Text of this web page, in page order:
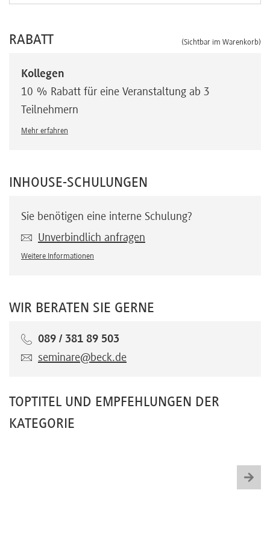
RABATT (Sichtbar im Warenkorb)
Kollegen
10 % Rabatt für eine Veranstaltung ab 3
Teilnehmern
Mehr erfahren
INHOUSE-SCHULUNGEN
Sie benötigen eine interne Schulung?
Unverbindlich anfragen
Weitere Informationen
WIR BERATEN SIE GERNE
089 / 381 89 503
seminare@beck.de
TOPTITEL UND EMPFEHLUNGEN DER
KATEGORIE